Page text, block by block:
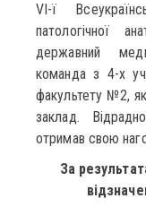
VI-ї
патологічної
державний
команда з 4-х
факультету №2,
заклад.
отримав свою
За